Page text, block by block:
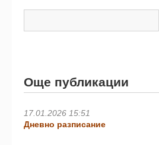
Още публикации
17.01.2026 15:51
Дневно разписание